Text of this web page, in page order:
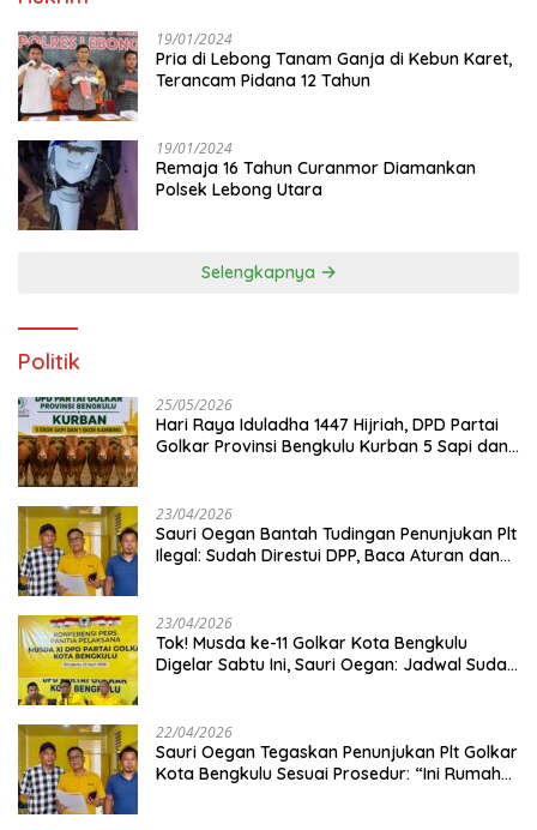
19/01/2024
Pria di Lebong Tanam Ganja di Kebun Karet,
Terancam Pidana 12 Tahun
19/01/2024
Remaja 16 Tahun Curanmor Diamankan
Polsek Lebong Utara
Selengkapnya
Politik
25/05/2026
Hari Raya Iduladha 1447 Hijriah, DPD Partai
Golkar Provinsi Bengkulu Kurban 5 Sapi dan 1
23/04/2026
Sauri Oegan Bantah Tudingan Penunjukan Plt
Ilegal: Sudah Direstui DPP, Baca Aturan dan
23/04/2026
‎Tok! Musda ke-11 Golkar Kota Bengkulu
Digelar Sabtu Ini, Sauri Oegan: Jadwal Sudah
22/04/2026
Sauri Oegan Tegaskan Penunjukan Plt Golkar
Kota Bengkulu Sesuai Prosedur: “Ini Rumah